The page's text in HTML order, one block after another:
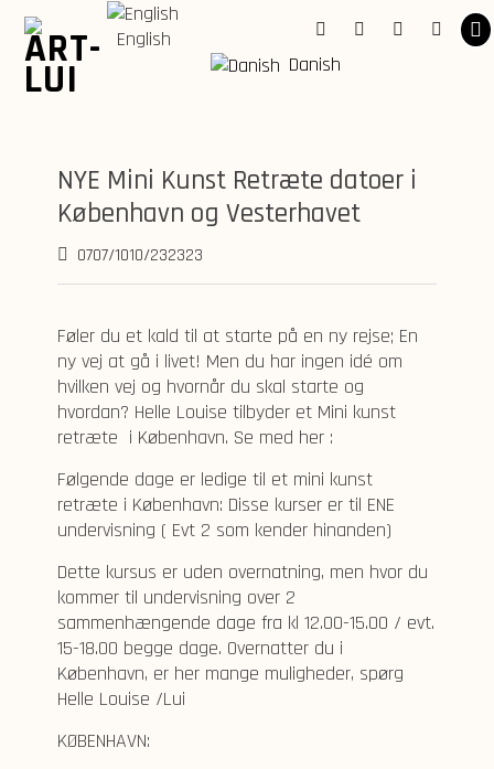
Skip
content
Facebook
English
Danish
NYE Mini Kunst Retræte datoer i
København og Vesterhavet
0707/1010/232323
Føler du et kald til at starte på en ny rejse; En
ny vej at gå i livet! Men du har ingen idé om
hvilken vej og hvornår du skal starte og
hvordan? Helle Louise tilbyder et Mini kunst
retræte i København. Se med her :
Følgende dage er ledige til et mini kunst
retræte i København: Disse kurser er til ENE
undervisning ( Evt 2 som kender hinanden)
Dette kursus er uden overnatning, men hvor du
kommer til undervisning over 2
sammenhængende dage fra kl 12.00-15.00 / evt.
15-18.00 begge dage. Overnatter du i
København, er her mange muligheder, spørg
Helle Louise /Lui
KØBENHAVN: